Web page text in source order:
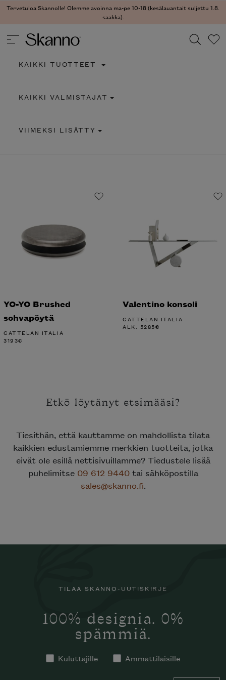
Tervetuloa Skannolle! Olemme avoinna ma-pe 10-18 (kesälauantait suljettu 1.8.
saakka).
Type 2 or more characters for results.
KAIKKI TUOTTEET
KAIKKI VALMISTAJAT
VIIMEKSI LISÄTTY
YO-YO Brushed
sohvapöytä
CATTELAN ITALIA
3193€
Valentino konsoli
CATTELAN ITALIA
ALK. 5285€
Etkö löytänyt etsimääsi?
Tiesithän, että kauttamme on mahdollista tilata
kaikkien edustamiemme merkkien tuotteita, jotka
eivät ole esillä nettisivuillamme? Tiedustele lisää
puhelimitse 09 612 9440tai sähköpostilla
sales@skanno.fi.
TILAA SKANNO-UUTISKIRJE
100% designia. 0%
spämmiä.
Kuluttajille Ammattilaisille